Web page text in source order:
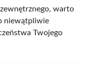
warto
niewątpliwie
Twojego